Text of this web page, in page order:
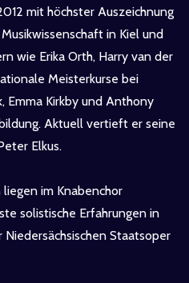
mit höchster Auszeichnung
in Kiel und
wie Erika Orth, Harry van der
Meisterkurse bei
Emma Kirkby und Anthony
Aktuell vertieft er seine
Elkus.
im Knabenchor
solistische Erfahrungen in
Staatsoper